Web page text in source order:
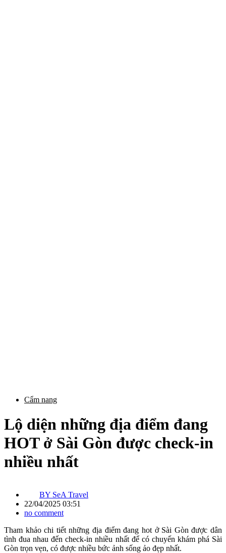
Cẩm nang
Lộ diện những địa điểm đang
HOT ở Sài Gòn được check-in
nhiều nhất
BY SeA Travel
22/04/2025 03:51
no comment
Tham khảo chi tiết những địa điểm đang hot ở Sài Gòn được dân
tình đua nhau đến check-in nhiều nhất để có chuyến khám phá Sài
Gòn trọn vẹn, có được nhiều bức ảnh sống ảo đẹp nhất.